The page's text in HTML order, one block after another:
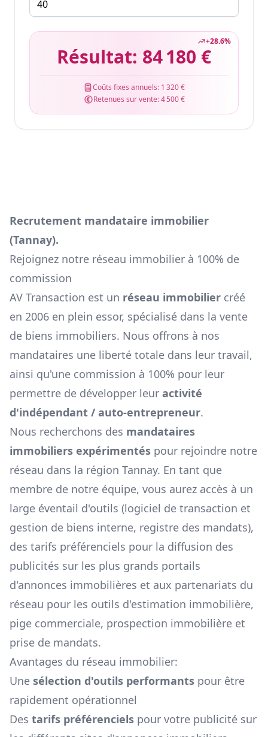
+28.6%
Résultat: 84 180 €
Coûts fixes annuels: 1 320 €
Retenues sur vente:4 500 €
Recrutement mandataire immobilier
(Tannay).
Rejoignez notre réseau immobilier à 100% de
commission
AV Transaction est un réseau immobilier créé
en 2006 en plein essor, spécialisé dans la vente
de biens immobiliers. Nous offrons à nos
mandataires une liberté totale dans leur travail,
ainsi qu'une commission à 100% pour leur
permettre de développer leur activité
d'indépendant / auto-entrepreneur.
Nous recherchons des mandataires
immobiliers expérimentés pour rejoindre notre
réseau dans la région Tannay. En tant que
membre de notre équipe, vous aurez accès à un
large éventail d'outils (logiciel de transaction et
gestion de biens interne, registre des mandats),
des tarifs préférenciels pour la diffusion des
publicités sur les plus grands portails
d'annonces immobilières et aux partenariats du
réseau pour les outils d'estimation immobilière,
pige commerciale, prospection immobilière et
prise de mandats.
Avantages du réseau immobilier:
Une sélection d'outils performants pour être
rapidement opérationnel
Des tarifs préférenciels pour votre publicité sur